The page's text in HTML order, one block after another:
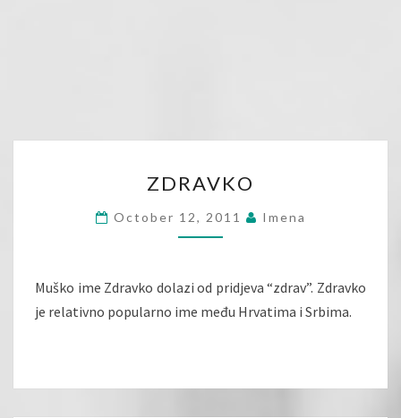
ZDRAVKO
October 12, 2011 Imena
Muško ime Zdravko dolazi od pridjeva “zdrav”. Zdravko
je relativno popularno ime među Hrvatima i Srbima.